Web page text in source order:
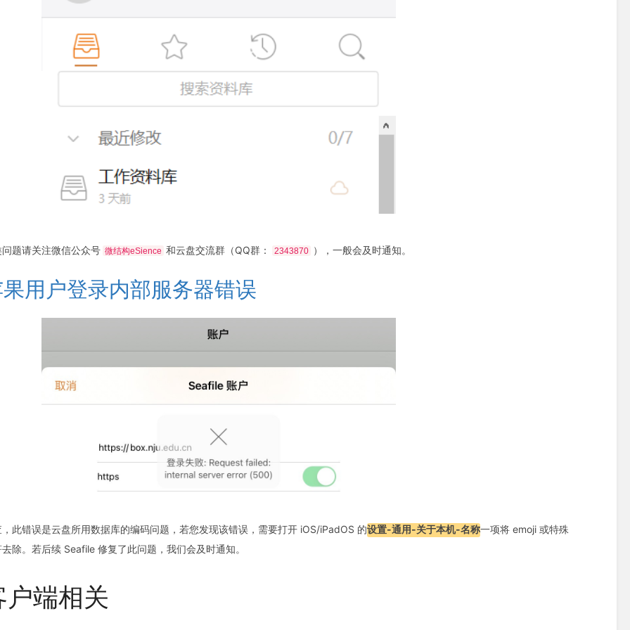
问题请关注微信公众号 微结构eSience 和云盘交流群（QQ群： 2343870 ），一般会及时通知。
用户登录内部服务器错误
，此错误是云盘所用数据库的编码问题，若您发现该错误，需要打开 iOS/iPadOS 的设置-通用-关于本机-名称一项将 emoji 或特殊
除。若后续 Seafile 修复了此问题，我们会及时通知。
户端相关